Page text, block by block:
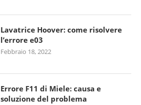
Lavatrice Hoover: come risolvere
l’errore e03
Febbraio 18, 2022
Errore F11 di Miele: causa e
soluzione del problema